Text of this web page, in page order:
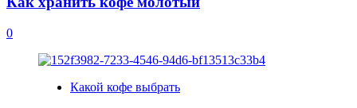
0
Какой кофе выбрать